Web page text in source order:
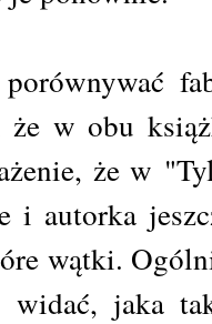
w obu
że w
i autorka
wątki.
widać, jaka